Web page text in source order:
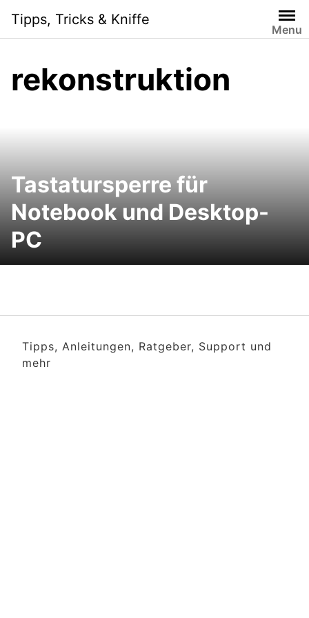
content
Tipps, Tricks & Kniffe
Menu
rekonstruktion
Tastatursperre für
Notebook und Desktop-
PC
Tipps, Anleitungen, Ratgeber, Support und
mehr